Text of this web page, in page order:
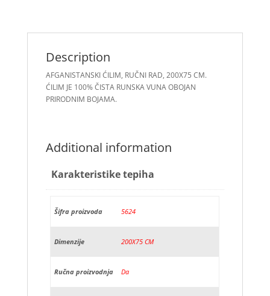
Description
AFGANISTANSKI ĆILIM, RUČNI RAD, 200X75 CM.
ĆILIM JE 100% ČISTA RUNSKA VUNA OBOJAN
PRIRODNIM BOJAMA.
Additional information
Karakteristike tepiha
Šifra proizvoda 5624
Dimenzije 200X75 CM
Ručna proizvodnja Da